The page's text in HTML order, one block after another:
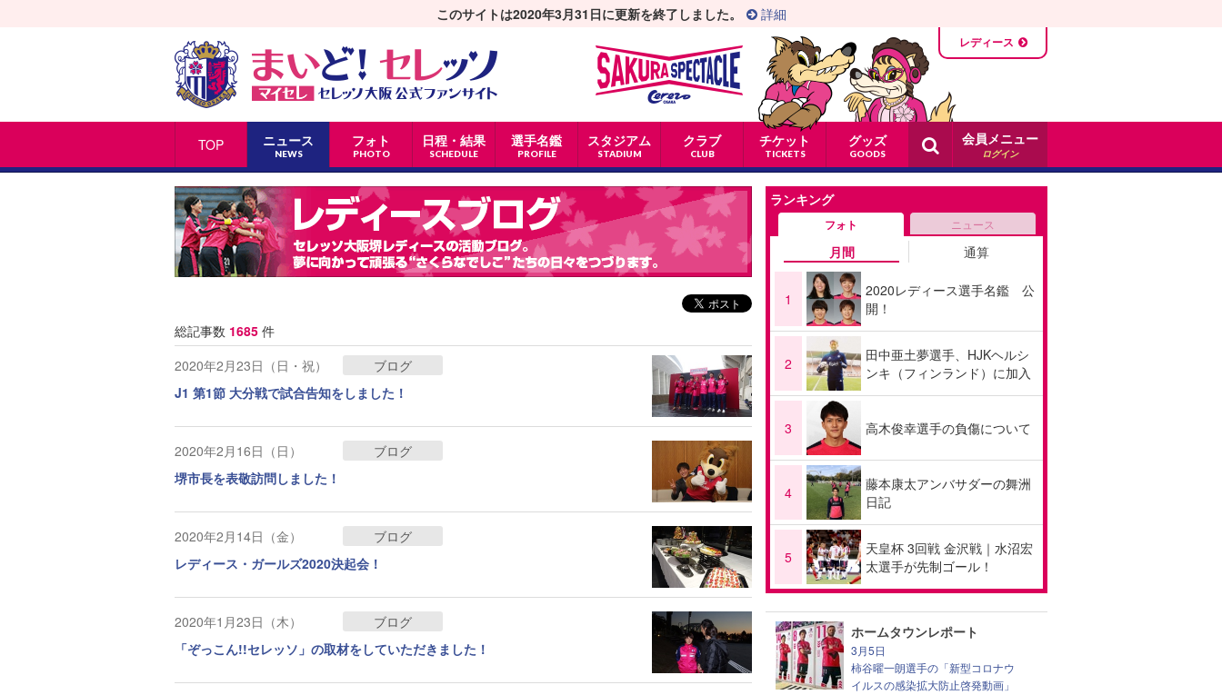
TOP ニュース
NEWS
フォト
PHOTO
日程・結果
SCHEDULE
選手名鑑
PROFILE
スタジアム
STADIUM
クラブ
CLUB
チケット
TICKETS
グッズ
GOODS
このサイトは2020年3月31日に更新を終了しました。 詳細
レディース
会員メニュー
ログイン
総記事数 1685 件
J1 第1節 大分戦で試合告知をしました！
2020年2月23日（日・祝） ブログ
堺市長を表敬訪問しました！
2020年2月16日（日） ブログ
レディース・ガールズ2020決起会！
2020年2月14日（金） ブログ
「ぞっこん!!セレッソ」の取材をしていただきました！
2020年1月23日（木） ブログ
ランキング
フォト ニュース
月間 通算
1
2020レディース選手名鑑 公
開！
2
田中亜土夢選手、HJKヘルシ
ンキ（フィンランド）に加入
3 高木俊幸選手の負傷について
4
藤本康太アンバサダーの舞洲
日記
5
天皇杯 3回戦 金沢戦｜水沼宏
太選手が先制ゴール！
ホームタウンレポート
3月5日
柿谷曜一朗選手の「新型コロナウ
イルスの感染拡大防止啓発動画」